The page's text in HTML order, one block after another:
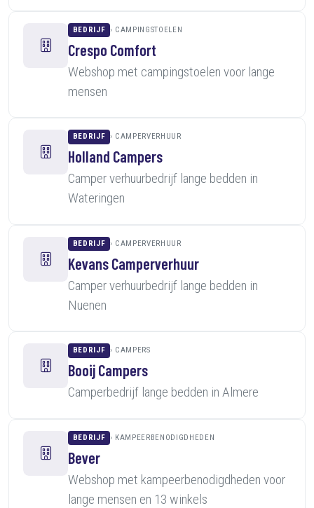
BEDRIJF CAMPINGSTOELEN
Crespo Comfort
Webshop met campingstoelen voor lange
mensen
BEDRIJF CAMPERVERHUUR
Holland Campers
Camper verhuurbedrijf lange bedden in
Wateringen
BEDRIJF CAMPERVERHUUR
Kevans Camperverhuur
Camper verhuurbedrijf lange bedden in
Nuenen
BEDRIJF CAMPERS
Booij Campers
Camperbedrijf lange bedden in Almere
BEDRIJF KAMPEERBENODIGDHEDEN
Bever
Webshop met kampeerbenodigdheden voor
lange mensen en 13 winkels